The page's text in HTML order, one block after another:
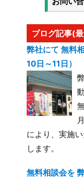
ブログ記事(
弊社にて 無料
10日～11日）
により、実施
します。
無料相談会を